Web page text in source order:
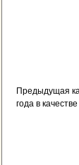
Предыдущая
года в